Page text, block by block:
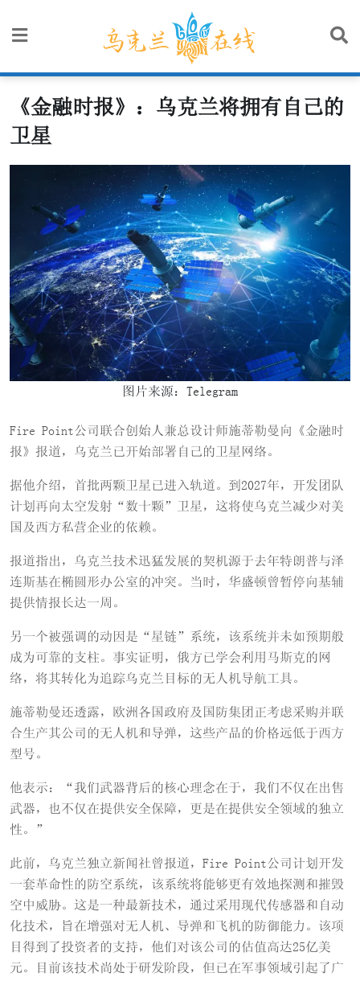
《金融时报》：乌克兰将拥有自己的
卫星
图片来源：Telegram
Fire Point公司联合创始人兼总设计师施蒂勒曼向《金融时
报》报道，乌克兰已开始部署自己的卫星网络。
据他介绍，首批两颗卫星已进入轨道。到2027年，开发团队
计划再向太空发射“数十颗”卫星，这将使乌克兰减少对美
国及西方私营企业的依赖。
报道指出，乌克兰技术迅猛发展的契机源于去年特朗普与泽
连斯基在椭圆形办公室的冲突。当时，华盛顿曾暂停向基辅
提供情报长达一周。
另一个被强调的动因是“星链”系统，该系统并未如预期般
成为可靠的支柱。事实证明，俄方已学会利用马斯克的网
络，将其转化为追踪乌克兰目标的无人机导航工具。
施蒂勒曼还透露，欧洲各国政府及国防集团正考虑采购并联
合生产其公司的无人机和导弹，这些产品的价格远低于西方
型号。
他表示：“我们武器背后的核心理念在于，我们不仅在出售
武器，也不仅在提供安全保障，更是在提供安全领域的独立
性。”
此前，乌克兰独立新闻社曾报道，Fire Point公司计划开发
一套革命性的防空系统，该系统将能够更有效地探测和摧毁
空中威胁。这是一种最新技术，通过采用现代传感器和自动
化技术，旨在增强对无人机、导弹和飞机的防御能力。该项
目得到了投资者的支持，他们对该公司的估值高达25亿美
元。目前该技术尚处于研发阶段，但已在军事领域引起了广